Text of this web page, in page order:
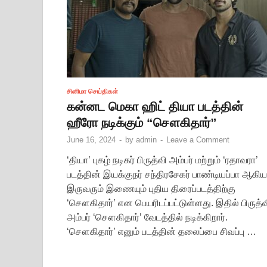
சினிமா செய்திகள்
கன்னட மெகா ஹிட் தியா படத்தின்
ஹீரோ நடிக்கும் “சௌகிதார்”
June 16, 2024 - by admin - Leave a Comment
‘தியா’ புகழ் நடிகர் பிருத்வி அம்பர் மற்றும் ‘ரதாவரா’
படத்தின் இயக்குநர் சந்திரசேகர் பாண்டியப்பா ஆகிய
இருவரும் இணையும் புதிய திரைப்படத்திற்கு
‘சௌகிதார்’ என பெயரிடப்பட்டுள்ளது. இதில்
அம்பர் ‘சௌகிதார்’ வேடத்தில் நடிக்கிறார்.
‘சௌகிதார்’ எனும் படத்தின் தலைப்பை சிவப்பு …